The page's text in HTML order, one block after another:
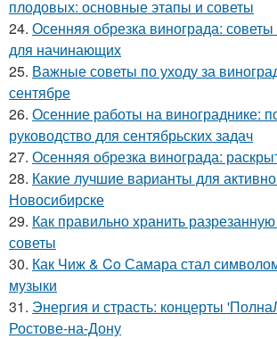
плодовых: основные этапы и советы
24. Осенняя обрезка винограда: советы
для начинающих
25. Важные советы по уходу за
сентябре
26. Осенние работы на винограднике:
руководство для сентябрьских задач
27. Осенняя обрезка винограда:
28. Какие лучшие варианты для
Новосибирске
29. Как правильно хранить
советы
30. Как Чиж & Co Самара стал
музыки
31. Энергия и страсть: концерты
Ростове-на-Дону